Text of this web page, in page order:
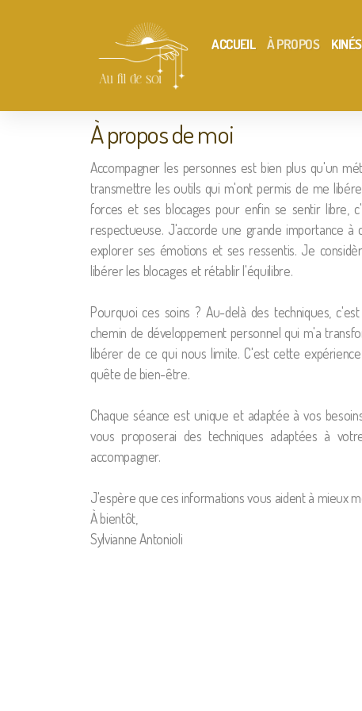
ACCUEIL À PROPOS
À propos de moi
Accompagner les personnes est bien plus qu'un
transmettre les outils qui m'ont permis de me
forces et ses blocages pour enfin se sentir libre,
respectueuse. J'accorde une grande importance
explorer ses émotions et ses ressentis. Je
libérer les blocages et rétablir l'équilibre.
Pourquoi ces soins ? Au-delà des techniques,
chemin de développement personnel qui m'a
libérer de ce qui nous limite. C'est cette
quête de bien-être.
Chaque séance est unique et adaptée à vos
vous proposerai des techniques adaptées à
accompagner.
J'espère que ces informations vous aident à mieux
À bientôt,
Sylvianne Antonioli